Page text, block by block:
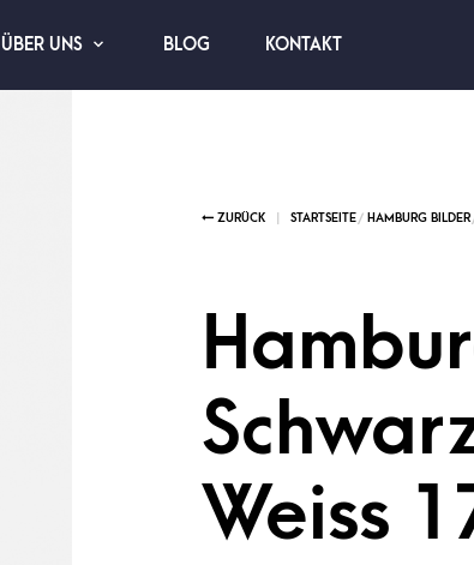
ÜBER UNS BLOG KONTAKT
Weiss